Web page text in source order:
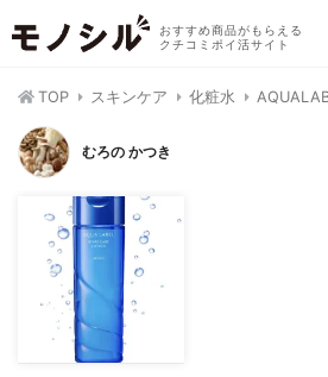
おすすめ商品がもらえる
クチコミポイ活サイト
TOP スキンケア 化粧水
むろの かつき